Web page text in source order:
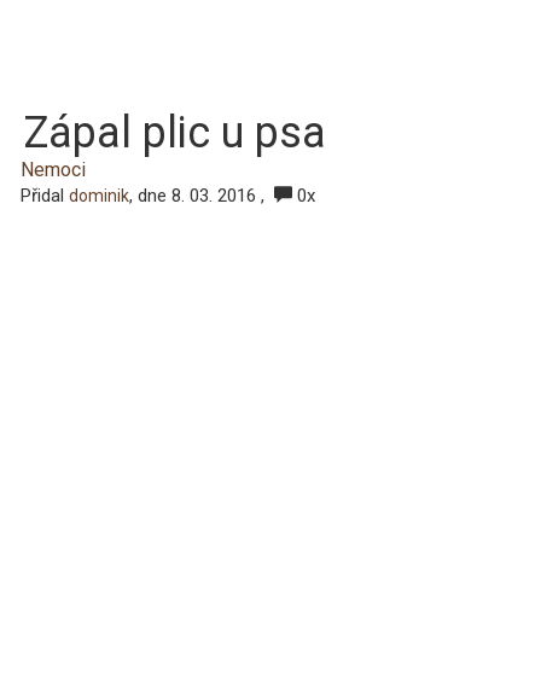
Zápal plic u psa
Nemoci
Přidal dominik, dne 8. 03. 2016 , 0x